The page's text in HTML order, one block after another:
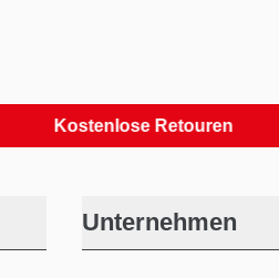
Kostenlose Retouren
Unternehmen